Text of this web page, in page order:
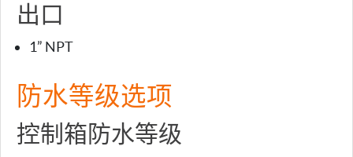
出口
1” NPT
防水等级选项
控制箱防水等级